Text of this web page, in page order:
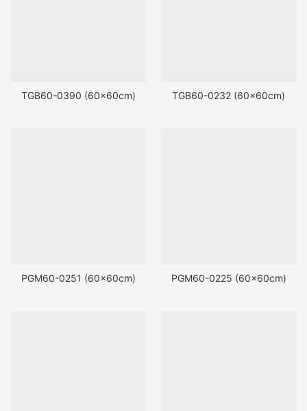
TGB60-0390 (60x60cm) TGB60-0232 (60x60cm)
PGM60-0251 (60x60cm) PGM60-0225 (60x60cm)